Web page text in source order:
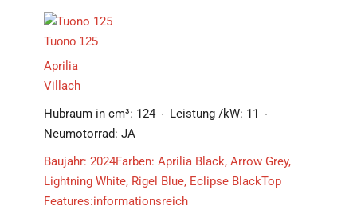
Tuono 125
Aprilia
Villach
Hubraum in cm³: 124 Leistung /kW: 11
Neumotorrad: JA
Baujahr: 2024Farben: Aprilia Black, Arrow Grey,
Lightning White, Rigel Blue, Eclipse BlackTop
Features:informationsreich